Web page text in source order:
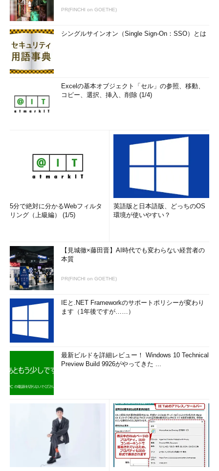
PR(FINCHI on GOETHE)
シングルサインオン（Single Sign-On：SSO）とは
Excelの基本オブジェクト「セル」の参照、移動、
コピー、選択、挿入、削除 (1/4)
5分で絶対に分かるWebフィルタ
リング（上級編） (1/5)
英語版と日本語版、どっちのOS
環境が使いやすい？
【見城徹×藤田晋】AI時代でも変わらない経営者の
本質
PR(FINCHI on GOETHE)
IEと.NET Frameworkのサポートポリシーが変わり
ます（1年後ですが……）
最新ビルドを詳細レビュー！ Windows 10 Technical
Preview Build 9926がやってきた ...